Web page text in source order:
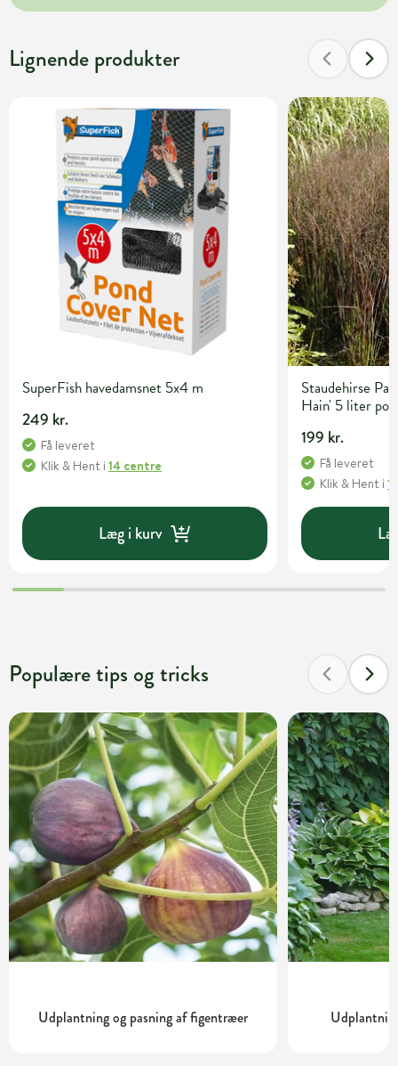
Lignende produkter
SuperFish havedamsnet 5x4 m
249 kr.
Få leveret
Klik & Hent i 14 centre
Læg i kurv
Staudehirse
Hain' 5 liter
199 kr.
Få leveret
Klik & Hent i
Populære tips og tricks
Udplantning og pasning af figentræer